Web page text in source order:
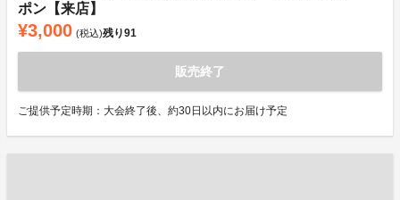
ポン【来店】
¥3,000 (税込)残り91
販売終了
ご提供予定時期：大会終了後、約30日以内にお届け予定